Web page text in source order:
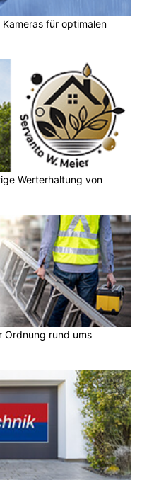
für optimalen
Werterhaltung von
Ordnung rund ums